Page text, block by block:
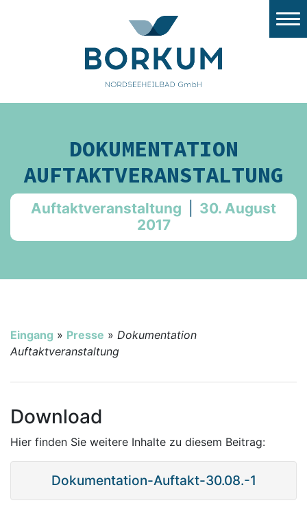
Stadtwerke Borkum
Nordsee Windport
Flugplatz
Gezeitenland
Nordsee Aquarium
Stellenangebote/Ausbildung
Stadt Borkum
DOKUMENTATION
AUFTAKTVERANSTALTUNG
Auftaktveranstaltung
30. August
2017
Eingang » Presse » Dokumentation
Auftaktveranstaltung
Download
Hier finden Sie weitere Inhalte zu diesem Beitrag:
Dokumentation-Auftakt-30.08.-1